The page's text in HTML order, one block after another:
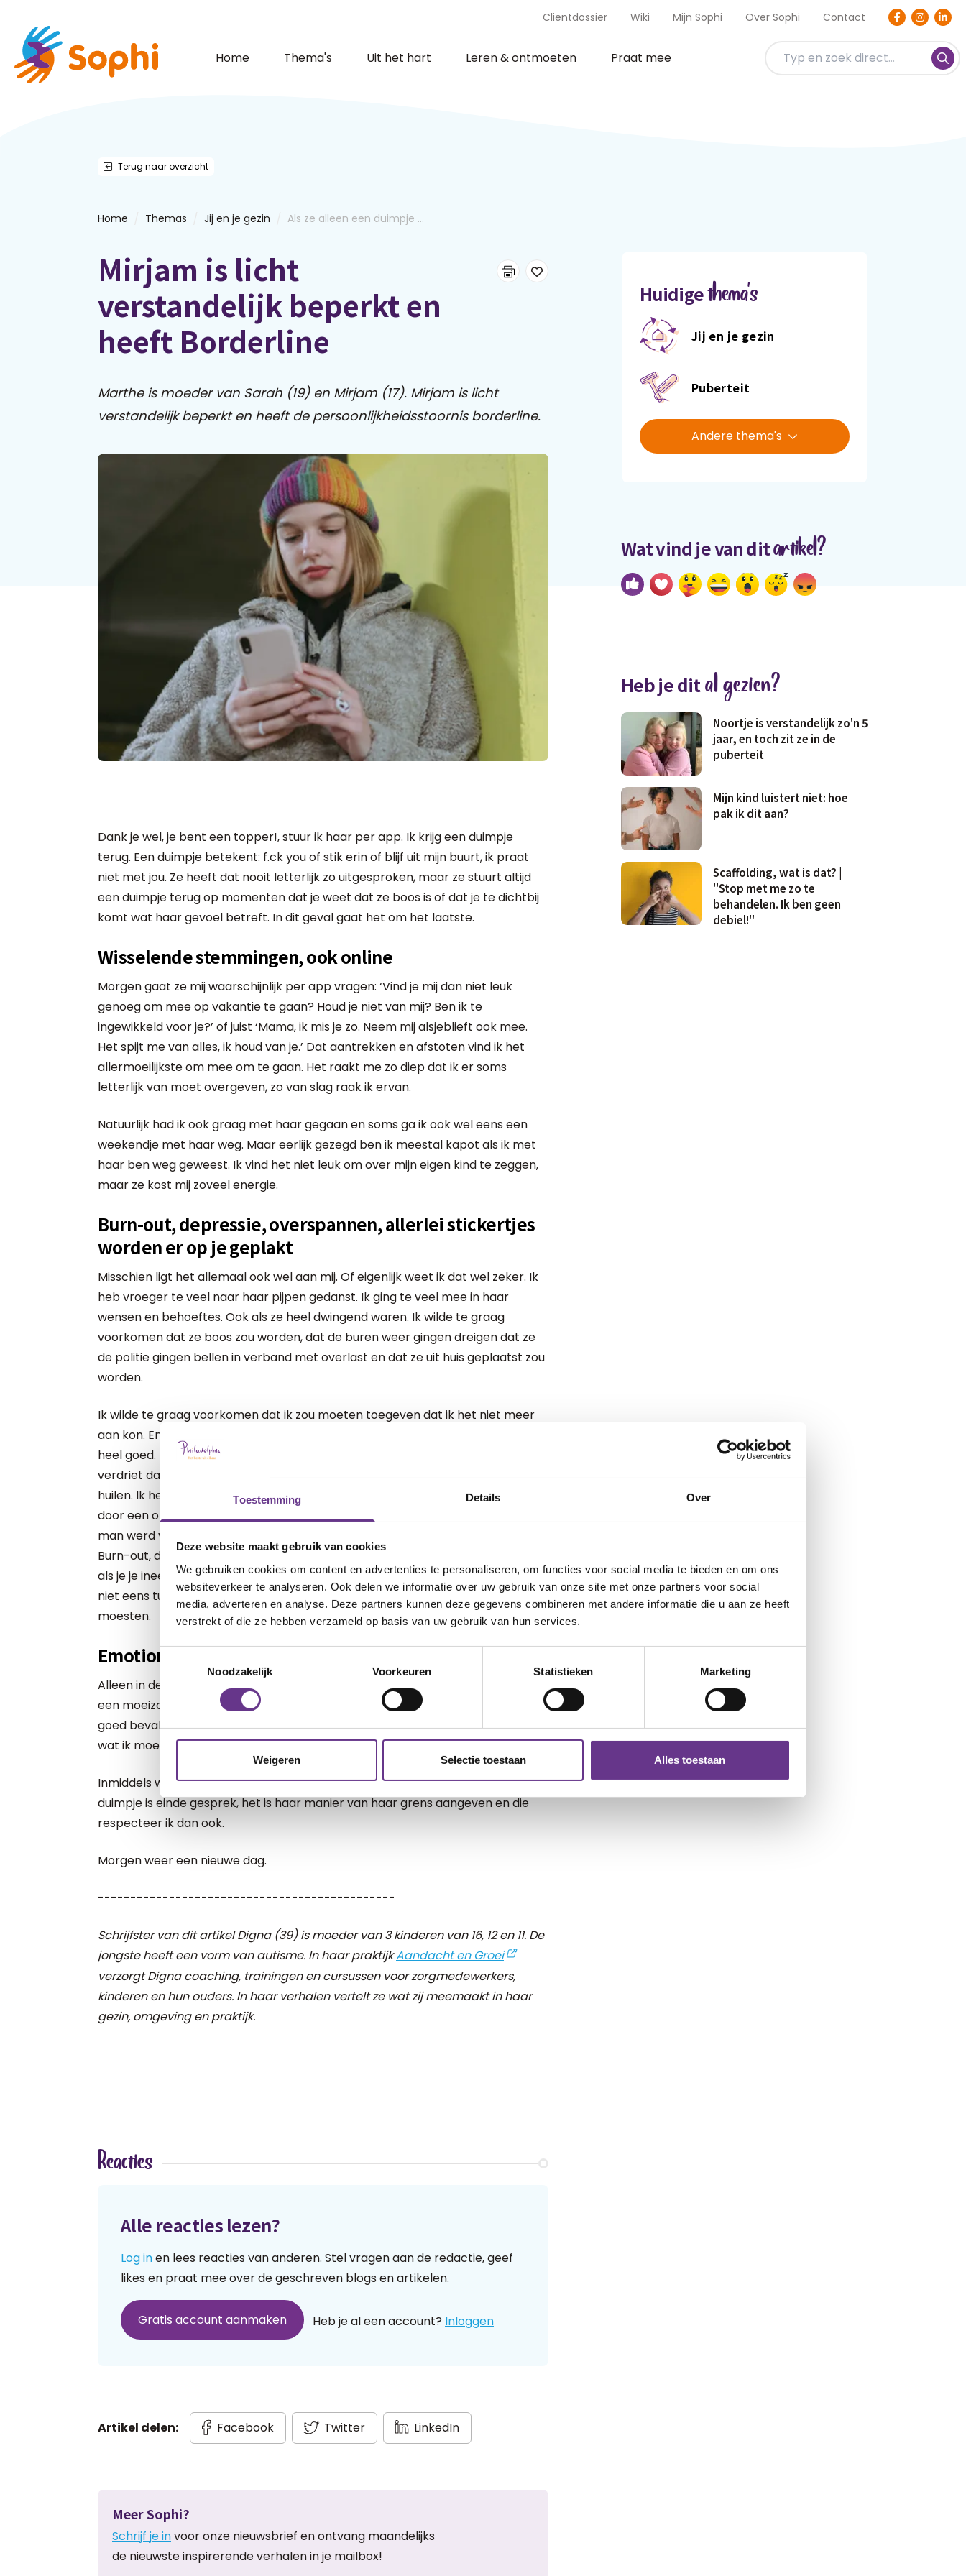
Toestemming Details Over
Deze website maakt gebruik van cookies
We gebruiken cookies om content en advertenties te personaliseren, om functies voor social media te bieden en om ons
websiteverkeer te analyseren. Ook delen we informatie over uw gebruik van onze site met onze partners voor social
media, adverteren en analyse. Deze partners kunnen deze gegevens combineren met andere informatie die u aan ze heeft
verstrekt of die ze hebben verzameld op basis van uw gebruik van hun services.
Toestemmingsselectie
Noodzakelijk
Voorkeuren Statistieken Marketing
Weigeren Selectie toestaan Alles toestaan
Clientdossier Wiki Mijn Sophi Over Sophi Contact
Home Thema's Uit het hart Leren & ontmoeten Praat mee
Terug naar overzicht
Home Themas Jij en je gezin Als ze alleen een duimpje ...
Mirjam is licht
verstandelijk beperkt en
heeft Borderline
Marthe is moeder van Sarah (19) en Mirjam (17). Mirjam is licht
verstandelijk beperkt en heeft de persoonlijkheidsstoornis borderline.
Dank je wel, je bent een topper!, stuur ik haar per app. Ik krijg een duimpje
terug. Een duimpje betekent: f.ck you of stik erin of blijf uit mijn buurt, ik praat
niet met jou. Ze heeft dat nooit letterlijk zo uitgesproken, maar ze stuurt altijd
een duimpje terug op momenten dat je weet dat ze boos is of dat je te dichtbij
komt wat haar gevoel betreft. In dit geval gaat het om het laatste.
Wisselende stemmingen, ook online
Morgen gaat ze mij waarschijnlijk per app vragen: ‘Vind je mij dan niet leuk
genoeg om mee op vakantie te gaan? Houd je niet van mij? Ben ik te
ingewikkeld voor je?’ of juist ‘Mama, ik mis je zo. Neem mij alsjeblieft ook mee.
Het spijt me van alles, ik houd van je.’ Dat aantrekken en afstoten vind ik het
allermoeilijkste om mee om te gaan. Het raakt me zo diep dat ik er soms
letterlijk van moet overgeven, zo van slag raak ik ervan.
Natuurlijk had ik ook graag met haar gegaan en soms ga ik ook wel eens een
weekendje met haar weg. Maar eerlijk gezegd ben ik meestal kapot als ik met
haar ben weg geweest. Ik vind het niet leuk om over mijn eigen kind te zeggen,
maar ze kost mij zoveel energie.
Burn-out, depressie, overspannen, allerlei stickertjes
worden er op je geplakt
Misschien ligt het allemaal ook wel aan mij. Of eigenlijk weet ik dat wel zeker. Ik
heb vroeger te veel naar haar pijpen gedanst. Ik ging te veel mee in haar
wensen en behoeftes. Ook als ze heel dwingend waren. Ik wilde te graag
voorkomen dat ze boos zou worden, dat de buren weer gingen dreigen dat ze
de politie gingen bellen in verband met overlast en dat ze uit huis geplaatst zou
worden.
Ik wilde te graag voorkomen dat ik zou moeten toegeven dat ik het niet meer
aan kon. En ik kon het ook echt niet meer aan 5 jaar geleden. Ik weet het nog
heel goed. Ik stond in de rij van de supermarkt en ineens overviel mij een
verdriet dat ik niet meer kon stoppen. Vanuit het niets begon ik vreselijk te
huilen. Ik heb niet eens meer mijn boodschappen kunnen afrekenen en ben
door een onbekende naar huis gebracht. Ik bleef maar huilen en huilen. Mijn
man werd van zijn werk gebeld en de kinderen zijn door mijn zus opgehaald.
Burn-out, depressie, overspannen, allerlei stickertjes worden er op je geplakt
als je je ineens anders gedraagt dan je normaal altijd doet. Ik wist het verschil
niet eens tussen al die dingen, maar wat ik wel wist was dat er dingen anders
moesten.
Emotioneel loslaatproces
Alleen in de weekenden komt ze tegenwoordig nog thuis en met vakanties. Na
een moeizaam emotioneel loslaatproces kan ik nu zeggen dat het eigenlijk heel
goed bevalt. Ook Mirjam oogt over het algemeen een stuk gelukkiger. Dat is ook
wat ik moet proberen te onthouden. We zijn op de goede weg met elkaar.
Inmiddels weet ik ook dat je na een duimpje niet moet verder appen. Een
duimpje is einde gesprek, het is haar manier van haar grens aangeven en die
respecteer ik dan ook.
Morgen weer een nieuwe dag.
----------------------------------------------
Schrijfster van dit artikel Digna (39) is moeder van 3 kinderen van 16, 12 en 11. De
jongste heefteen vorm van autisme. In haar praktijkAandacht en Groei
verzorgt Digna coaching, trainingen en cursussen voor zorgmedewerkers,
kinderen en hun ouders. In haar verhalen vertelt ze wat zij meemaakt in haar
gezin, omgeving en praktijk.
Reacties
Alle reacties lezen?
Log inen lees reacties van anderen. Stel vragen aan de redactie, geef
likes en praat mee over de geschreven blogs en artikelen.
Gratis account aanmaken Heb je al een account? Inloggen
Artikel delen: Facebook Twitter LinkedIn
Meer Sophi?
Schrijf je invoor onze nieuwsbrief en ontvang maandelijks
de nieuwste inspirerende verhalen in je mailbox!
Huidigethema's
Jij en je gezin
Puberteit
Andere thema's
Wat vind je van ditartikel?
Heb je dital gezien?
Noortje is verstandelijk zo'n 5
jaar, en toch zit ze in de
puberteit
Mijn kind luistert niet: hoe
pak ik dit aan?
Scaffolding, wat is dat? |
"Stop met me zo te
behandelen. Ik ben geen
debiel!"